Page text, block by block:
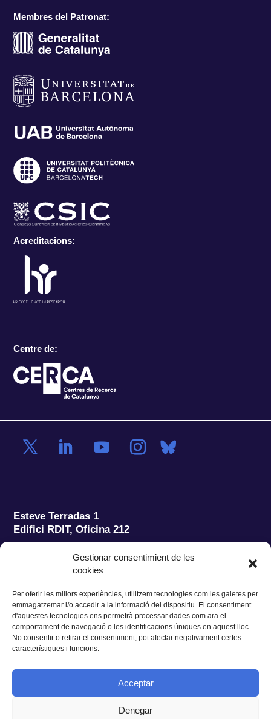
Gestionar consentimient de les
cookies
Per oferir les millors experiències, utilitzem tecnologies com les galetes per
emmagatzemar i/o accedir a la informació del dispositiu. El consentiment
d'aquestes tecnologies ens permetrà processar dades com ara el
comportament de navegació o les identificacions úniques en aquest lloc.
No consentir o retirar el consentiment, pot afectar negativament certes
característiques i funcions.
Acceptar
Denegar
Membres del Patronat:
Acreditacions:
Centre de:
Esteve Terradas 1
Edifici RDIT, Oficina 212
Parc Mediterrani de la Tecnologia (PMT)
del Baix Llobregat – UPC
Tel.:+34 93 280 2088
Fax:+34 93 280 6395
E-mail:ieec@ieec.cat
CONTACTE